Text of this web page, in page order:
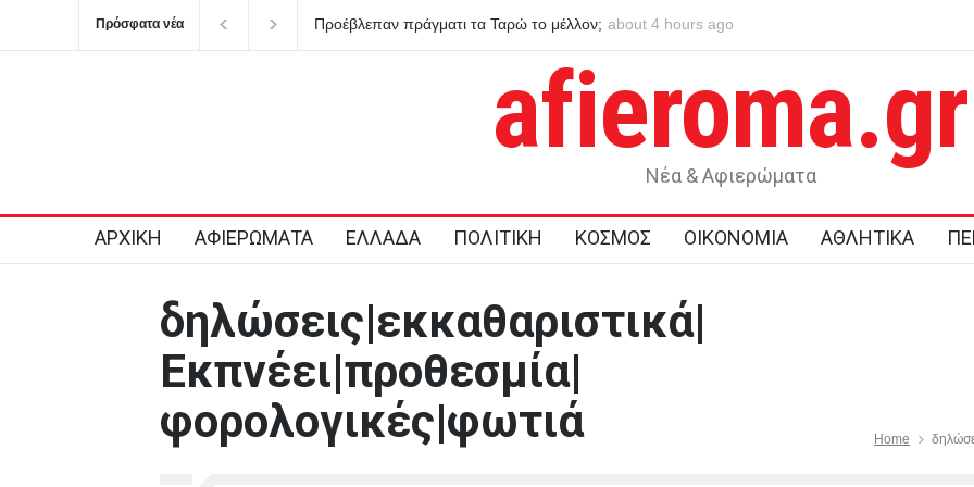
Πρόσφατα νέα Προέβλεπαν πράγματι τα Ταρώ το μέλλον; Η Κύπρος αναδεικνύεται σε ενεργειακό κόμβο για
about 4 hours ago
afieroma.gr
Νέα & Αφιερώματα
ΑΡΧΙΚΗ ΑΦΙΕΡΩΜΑΤΑ ΕΛΛΑΔΑ ΠΟΛΙΤΙΚΗ ΚΟΣΜΟΣ ΟΙΚΟΝΟΜΙΑ ΑΘΛΗΤΙΚΑ
δηλώσεις|εκκαθαριστικά|
Εκπνέει|προθεσμία|
φορολογικές|φωτιά
Home